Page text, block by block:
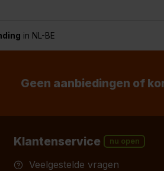
in NL-BE
Geen aanbiedingen of
Klantenservice nu open
Veelgestelde vragen